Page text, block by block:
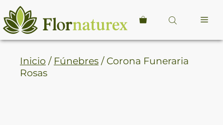
Saltar
al
contenido
Inicio / Fúnebres / Corona Funeraria
Rosas